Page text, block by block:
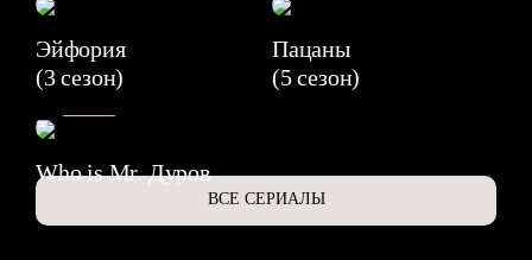
Эйфория
(3 сезон)
Пацаны
(5 сезон)
Who is Mr. Дуров
ВСЕ СЕРИАЛЫ